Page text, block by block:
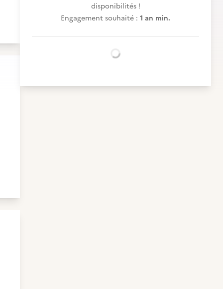
disponibilités !
Engagement souhaité : 1 an min.
Chargement...